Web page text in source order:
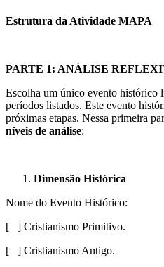
Estrutura da Atividade MAPA
PARTE 1: ANÁLISE
Escolha um único evento histórico
períodos listados. Este evento
próximas etapas. Nessa primeira
níveis de análise:
Dimensão Histórica
Nome do Evento Histórico:
[ ] Cristianismo Primitivo.
[ ] Cristianismo Antigo.